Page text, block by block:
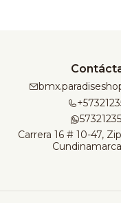
Carrera 16 # 10-47,